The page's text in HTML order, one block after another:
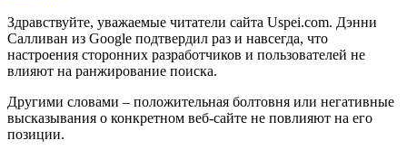
Здравствуйте, уважаемые читатели сайта Uspei.com. Дэнни
Салливан из Google подтвердил раз и навсегда, что
настроения сторонних разработчиков и пользователей не
влияют на ранжирование поиска.
Другими словами – положительная болтовня или негативные
высказывания о конкретном веб-сайте не повлияют на его
позиции.